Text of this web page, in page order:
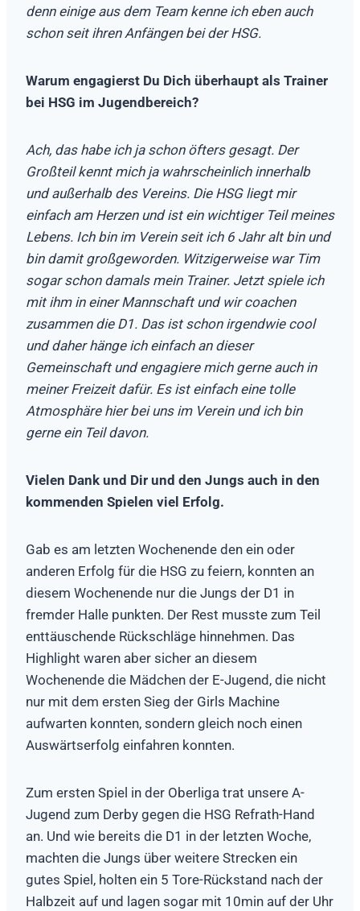
denn einige aus dem Team kenne ich eben auch
schon seit ihren Anfängen bei der HSG.
Warum engagierst Du Dich überhaupt als Trainer
bei HSG im Jugendbereich?
Ach, das habe ich ja schon öfters gesagt. Der
Großteil kennt mich ja wahrscheinlich innerhalb
und außerhalb des Vereins. Die HSG liegt mir
einfach am Herzen und ist ein wichtiger Teil meines
Lebens. Ich bin im Verein seit ich 6 Jahr alt bin und
bin damit großgeworden. Witzigerweise war Tim
sogar schon damals mein Trainer. Jetzt spiele ich
mit ihm in einer Mannschaft und wir coachen
zusammen die D1. Das ist schon irgendwie cool
und daher hänge ich einfach an dieser
Gemeinschaft und engagiere mich gerne auch in
meiner Freizeit dafür. Es ist einfach eine tolle
Atmosphäre hier bei uns im Verein und ich bin
gerne ein Teil davon.
Vielen Dank und Dir und den Jungs auch in den
kommenden Spielen viel Erfolg.
Gab es am letzten Wochenende den ein oder
anderen Erfolg für die HSG zu feiern, konnten an
diesem Wochenende nur die Jungs der D1 in
fremder Halle punkten. Der Rest musste zum Teil
enttäuschende Rückschläge hinnehmen. Das
Highlight waren aber sicher an diesem
Wochenende die Mädchen der E-Jugend, die nicht
nur mit dem ersten Sieg der Girls Machine
aufwarten konnten, sondern gleich noch einen
Auswärtserfolg einfahren konnten.
Zum ersten Spiel in der Oberliga trat unsere A-
Jugend zum Derby gegen die HSG Refrath-Hand
an. Und wie bereits die D1 in der letzten Woche,
machten die Jungs über weitere Strecken ein
gutes Spiel, holten ein 5 Tore-Rückstand nach der
Halbzeit auf und lagen sogar mit 10min auf der Uhr